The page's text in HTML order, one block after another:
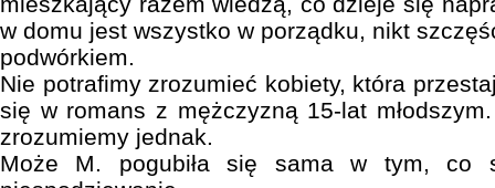
w domu jest wszystko w porządku, nikt
podwórkiem.
Nie potrafimy zrozumieć kobiety, która
się w romans z mężczyzną 15-lat
zrozumiemy jednak.
Może M. pogubiła się sama w tym, co